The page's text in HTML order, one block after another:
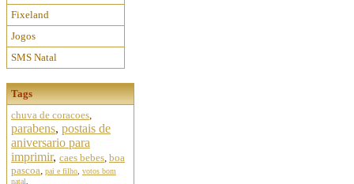
Fixeland
Jogos
SMS Natal
Tags
chuva de coracoes,
parabens, postais de
aniversario para
imprimir, caes bebes, boa
pascoa, pai e filho votos bom
natal